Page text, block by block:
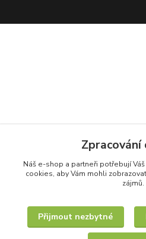
Zpracování
Náš e-shop a partneři potřebují Váš
cookies, aby Vám mohli
zájmů.
Přijmout nezbytné